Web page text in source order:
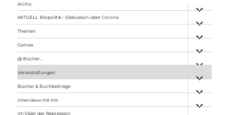
Archiv
anzeigen
AKTUELL: Biopolitik – Diskussion über Corona
anzeigen
Themen
anzeigen
Genres
anzeigen
@ Bücher…
Veranstaltungen
anzeigen
Bücher & Buchbeiträge
anzeigen
Interviews mit mir
anzeigen
Im Visier der Repression